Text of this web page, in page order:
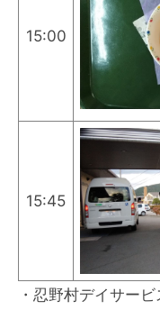
15:00
15:45
・忍野村デイサー